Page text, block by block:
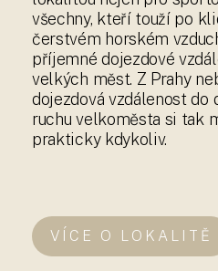
všechny, kteří touží po
čerstvém horském
příjemné dojezdové
velkých měst. Z Prahy
dojezdová vzdálenost do
ruchu velkoměsta si tak
prakticky kdykoliv.
VÍCE O LOKALITĚ